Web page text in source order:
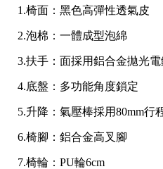
1.椅面：黑色高彈性透氣皮
2.泡棉：一體成型泡綿
3.扶手：面採用鋁合金拋光
4.底盤：多功能角度鎖定
5.升降：氣壓棒採用80mm行
6.椅腳：鋁合金高叉腳
7.椅輪：PU輪6cm